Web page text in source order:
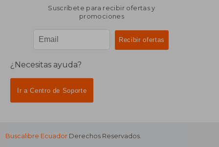
Suscríbete para recibir ofertas y
promociones
¿Necesitas ayuda?
Ir a Centro de Soporte
Buscalibre Ecuador Derechos Reservados.